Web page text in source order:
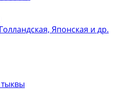
Японская и др.